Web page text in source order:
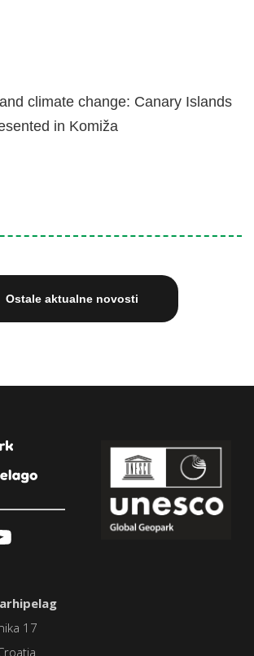
climate change: Canary Islands
in Komiža
Ostale aktualne novosti
17